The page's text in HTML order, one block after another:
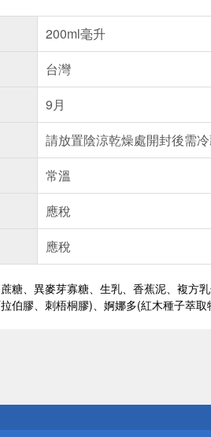
200ml毫升
台灣
9月
請放置陰涼乾燥處開封後需
常溫
應稅
應稅
糖、異麥芽寡糖、生乳、香蕉泥、複方
伯膠、刺梧桐膠)、婀娜多(紅木種子萃取